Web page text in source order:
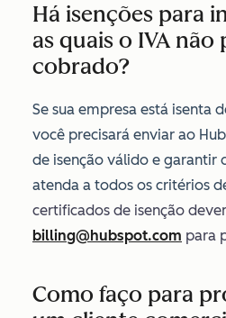
Há isenções para
as quais o IVA não
cobrado?
Se sua empresa está isenta
você precisará enviar ao
de isenção válido e garantir
atenda a todos os critérios
certificados de isenção
billing@hubspot.com para
Como faço para